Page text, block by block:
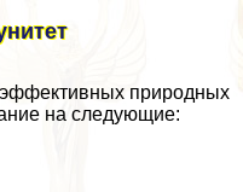
природных
на следующие: